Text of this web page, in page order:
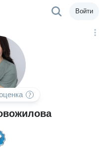
Войти